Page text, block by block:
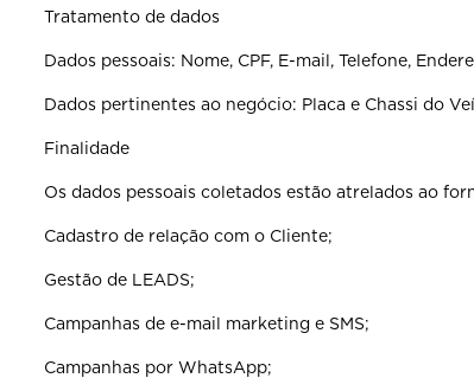
Tratamento de dados
Dados pessoais: Nome, CPF, E-mail, Telefone,
Dados pertinentes ao negócio: Placa e Chassi do
Finalidade
Os dados pessoais coletados estão atrelados ao
Cadastro de relação com o Cliente;
Gestão de LEADS;
Campanhas de e-mail marketing e SMS;
Campanhas por WhatsApp;